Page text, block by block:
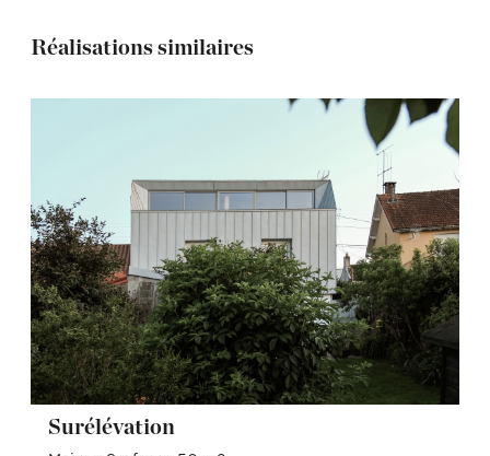
Réalisations similaires
Surélévation